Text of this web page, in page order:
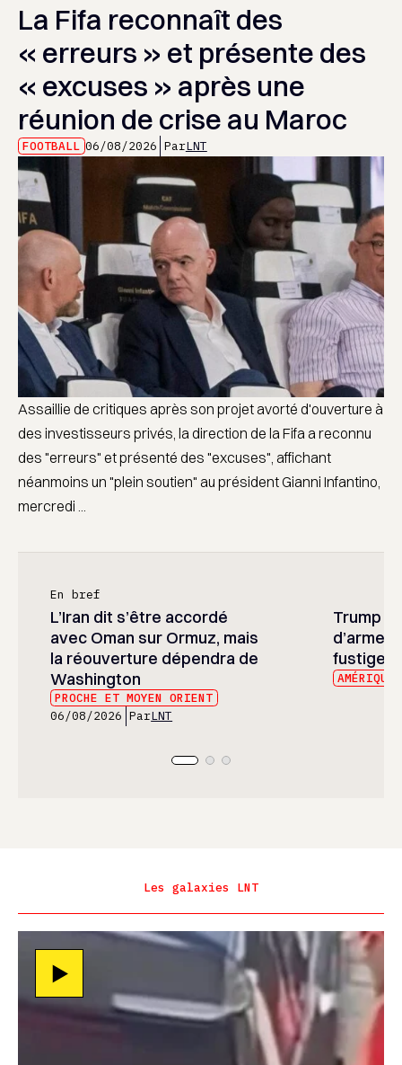
La Fifa reconnaît des
« erreurs » et présente des
« excuses » après une
réunion de crise au Maroc
FOOTBALL 06/08/2026 ParLNT
Assaillie de critiques après son projet avorté d'ouverture à
des investisseurs privés, la direction de la Fifa a reconnu
des "erreurs" et présenté des "excuses", affichant
néanmoins un "plein soutien" au président Gianni Infantino,
mercredi ...
En bref
L’Iran dit s’être accordé
avec Oman sur Ormuz, mais
la réouverture dépendra de
Washington
PROCHE ET MOYEN ORIENT
06/08/2026 ParLNT
Trump
fustige
AMÉRIQUES
Les galaxies LNT